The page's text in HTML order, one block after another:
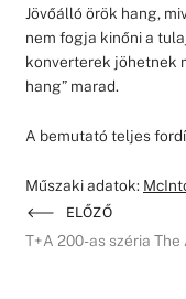
Jövőálló örök hang,
nem fogja kinőni a
konverterek jöhetnek
hang” marad.
A bemutató teljes
Műszaki adatok:
ELŐZŐ